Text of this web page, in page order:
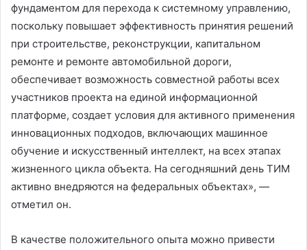
фундаментом для перехода к системному управлению,
поскольку повышает эффективность принятия решений
при строительстве, реконструкции, капитальном
ремонте и ремонте автомобильной дороги,
обеспечивает возможность совместной работы всех
участников проекта на единой информационной
платформе, создает условия для активного применения
инновационных подходов, включающих машинное
обучение и искусственный интеллект, на всех этапах
жизненного цикла объекта. На сегодняшний день ТИМ
активно внедряются на федеральных объектах», —
отметил он.
В качестве положительного опыта можно привести